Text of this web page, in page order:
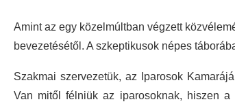
Amint az egy közelmúltban végzett
bevezetésétől. A szkeptikusok népes
Szakmai szervezetük, az Iparosok
Van mitől félniük az iparosoknak, hiszen a